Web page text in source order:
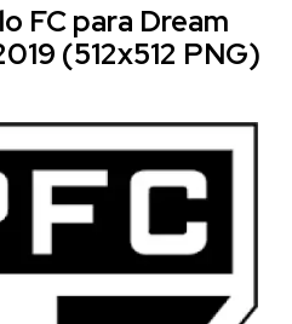
FC para Dream
(512x512 PNG)